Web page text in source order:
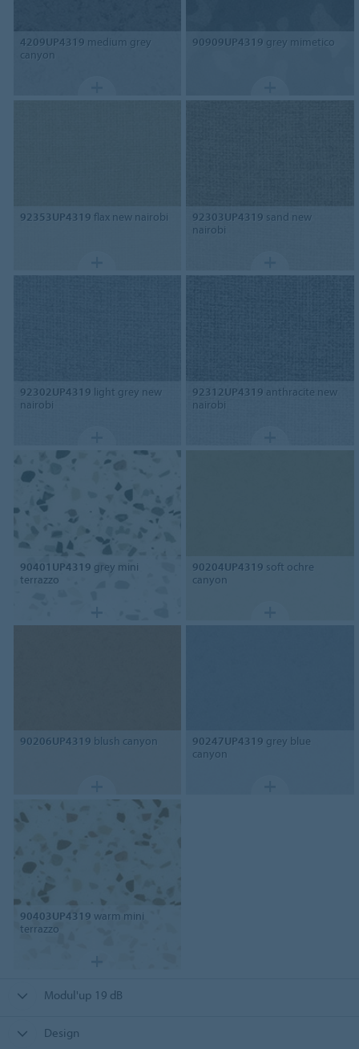
4209UP4319 medium grey
canyon
90909UP4319 grey mimetico
92353UP4319 flax new nairobi 92303UP4319 sand new
nairobi
92302UP4319 light grey new
nairobi
92312UP4319 anthracite new
nairobi
90401UP4319 grey mini
terrazzo
90204UP4319 soft ochre
canyon
90206UP4319 blush canyon 90247UP4319 grey blue
canyon
90403UP4319 warm mini
terrazzo
Modul'up 19 dB
Design